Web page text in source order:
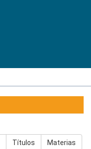
Títulos Materias